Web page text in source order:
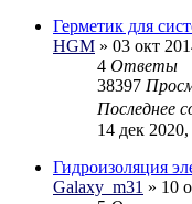
Герметик для
HGM » 03 окт
4 Ответы
38397
Последнее
14 дек
Гидроизоляция
Galaxy_m31 » 10